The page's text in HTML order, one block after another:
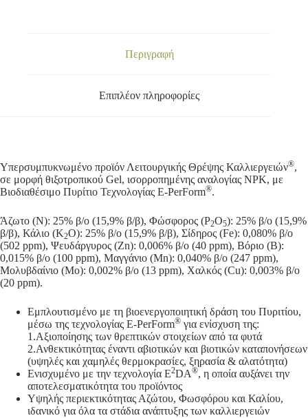
Περιγραφή
Επιπλέον πληροφορίες
Υπερσυμπυκνωμένο προϊόν Λειτουργικής Θρέψης Καλλιεργειών®,
σε μορφή θιξοτροπικού Gel, ισορροπημένης αναλογίας NPK, με
Βιοδιαθέσιμο Πυρίτιο Τεχνολογίας E-PerForm®.
Άζωτο (Ν): 25% β/ο (15,9% β/β), Φώσφορος (P2O5): 25% β/ο (15,9%
β/β), Κάλιο (Κ2Ο): 25% β/ο (15,9% β/β), Σίδηρος (Fe): 0,080% β/ο
(502 ppm), Ψευδάργυρος (Zn): 0,006% β/ο (40 ppm), Βόριο (B):
0,015% β/ο (100 ppm), Μαγγάνιο (Mn): 0,040% β/ο (247 ppm),
Μολυβδαίνιο (Mo): 0,002% β/ο (13 ppm), Χαλκός (Cu): 0,003% β/ο
(20 ppm).
Εμπλουτισμένο με τη βιοενεργοποιητική δράση του Πυριτίου,
μέσω της τεχνολογίας E-PerForm® για ενίσχυση της:
1.Αξιοποίησης των θρεπτικών στοιχείων από τα φυτά
2.Ανθεκτικότητας έναντι αβιοτικών και βιοτικών καταπονήσεων
(υψηλές και χαμηλές θερμοκρασίες, ξηρασία & αλατότητα)
Ενισχυμένο με την τεχνολογία E2DA®, η οποία αυξάνει την
αποτελεσματικότητα του προϊόντος
Υψηλής περιεκτικότητας Αζώτου, Φωσφόρου και Καλίου,
ιδανικό για όλα τα στάδια ανάπτυξης των καλλιεργειών